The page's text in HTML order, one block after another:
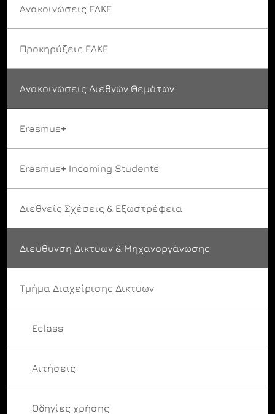
Ανακοινώσεις ΕΛΚΕ
Προκηρύξεις ΕΛΚΕ
Ανακοινώσεις Διεθνών Θεμάτων
Erasmus+
Erasmus+ Incoming Students
Διεθνείς Σχέσεις & Εξωστρέφεια
Διεύθυνση Δικτύων & Μηχανοργάνωσης
Τμήμα Διαχείρισης Δικτύων
Eclass
Αιτήσεις
Οδηγίες χρήσης